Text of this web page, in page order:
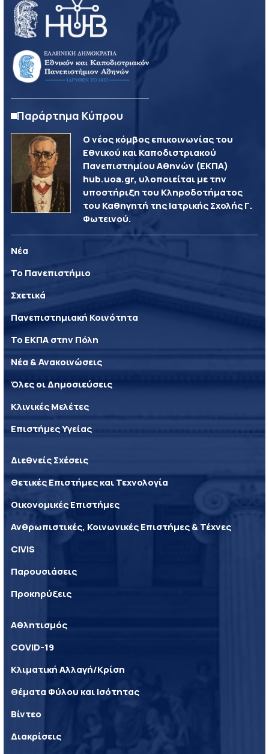
Παράρτημα Κύπρου
Ο νέος κόμβος επικοινωνίας του
Εθνικού και Καποδιστριακού
Πανεπιστημίου Αθηνών (ΕΚΠΑ)
hub.uoa.gr, υλοποιείται με την
υποστήριξη του Κληροδοτήματος
του Καθηγητή της Ιατρικής Σχολής Γ.
Φωτεινού.
Νέα
Το Πανεπιστήμιο
Σχετικά
Πανεπιστημιακή Κοινότητα
Το ΕΚΠΑ στην Πόλη
Νέα & Ανακοινώσεις
Όλες οι Δημοσιεύσεις
Κλινικές Μελέτες
Επιστήμες Υγείας
Διεθνείς Σχέσεις
Θετικές Επιστήμες και Τεχνολογία
Οικονομικές Επιστήμες
Ανθρωπιστικές, Κοινωνικές Επιστήμες & Τέχνες
CIVIS
Παρουσιάσεις
Προκηρύξεις
Αθλητισμός
COVID-19
Κλιματική Αλλαγή/Κρίση
Θέματα Φύλου και Ισότητας
Βίντεο
Διακρίσεις